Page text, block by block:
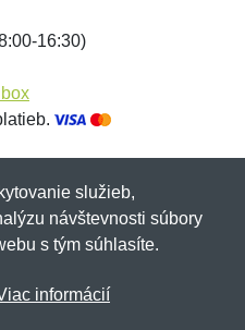
16:30)
s vami)Netnakup.sk
služieb,
návštevnosti súbory
s tým súhlasíte.
informácií